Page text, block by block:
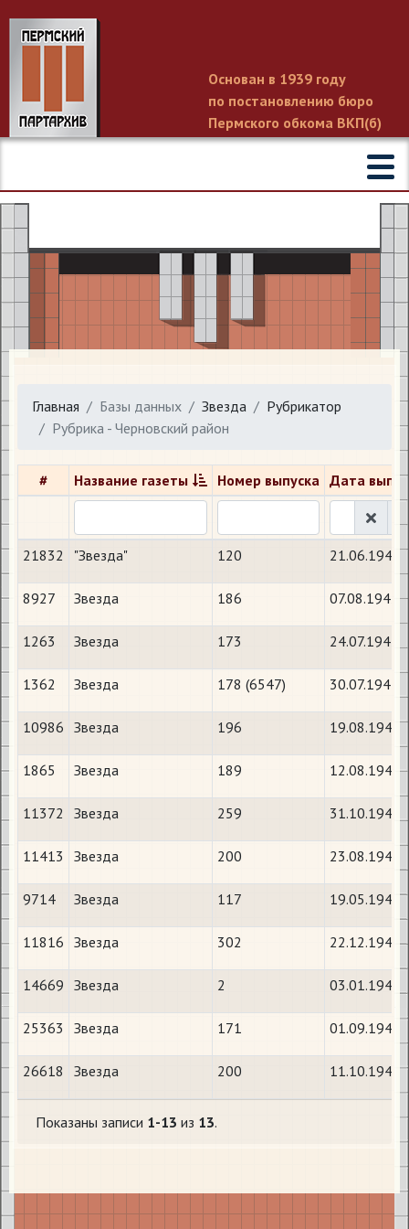
Основан в 1939 году
по постановлению бюро
Пермского обкома ВКП(б)
Главная Базы данных Звезда
Рубрикатор
Рубрика - Черновский район
# Название газеты Номер выпуска Дата
21832 "Звезда" 120 21.06.1944
8927 Звезда 186 07.08.1942
1263 Звезда 173 24.07.1941
1362 Звезда 178 (6547) 30.07.1941
10986 Звезда 196 19.08.1942
1865 Звезда 189 12.08.1941
11372 Звезда 259 31.10.1942
11413 Звезда 200 23.08.1942
9714 Звезда 117 19.05.1942
11816 Звезда 302 22.12.1942
14669 Звезда 2 03.01.1943
25363 Звезда 171 01.09.1944
26618 Звезда 200 11.10.1944
Показаны записи 1-13 из 13.